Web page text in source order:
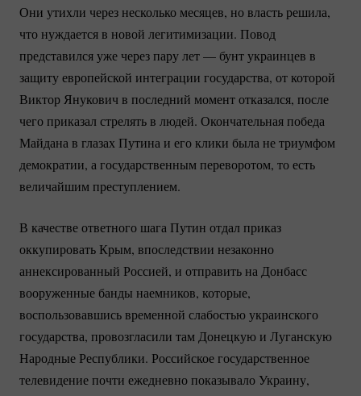
Они утихли через несколько месяцев, но власть решила,
что нуждается в новой легитимизации. Повод
представился уже через пару лет — бунт украинцев в
защиту европейской интеграции государства, от которой
Виктор Янукович в последний момент отказался, после
чего приказал стрелять в людей. Окончательная победа
Майдана в глазах Путина и его клики была не триумфом
демократии, а государственным переворотом, то есть
величайшим преступлением.
В качестве ответного шага Путин отдал приказ
оккупировать Крым, впоследствии незаконно
аннексированный Россией, и отправить на Донбасс
вооруженные банды наемников, которые,
воспользовавшись временной слабостью украинского
государства, провозгласили там Донецкую и Луганскую
Народные Республики. Российское государственное
телевидение почти ежедневно показывало Украину,